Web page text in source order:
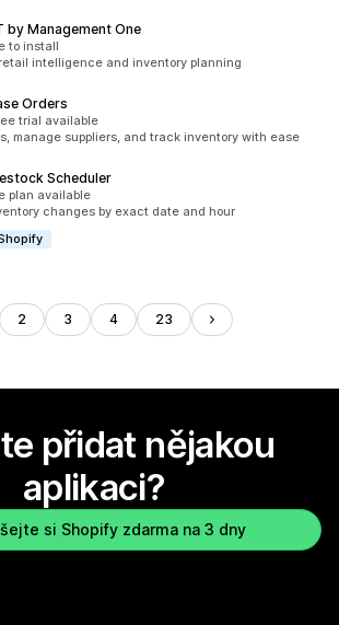
by Management One
recenzí: 9
to install
intelligence and inventory planning
Orders
recenzí: 46
trial available
manage suppliers, and track inventory with ease
Scheduler
recenzí: 8
plan available
changes by exact date and hour
2 3 4 23
přidat nějakou
aplikaci?
si Shopify zdarma na 3 dny